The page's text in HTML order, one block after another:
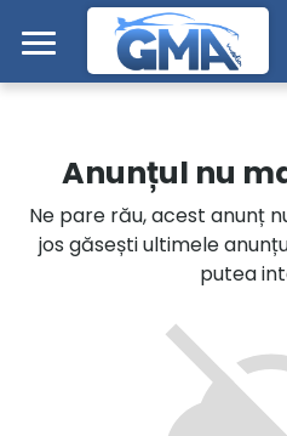
Mergi direct la conținutul
Autoturisme
Motociclete
Autoutilitare
Alte tipuri vehicule
Anunțul nu
Ne pare rău, acest anunț
jos găsești ultimele
putea